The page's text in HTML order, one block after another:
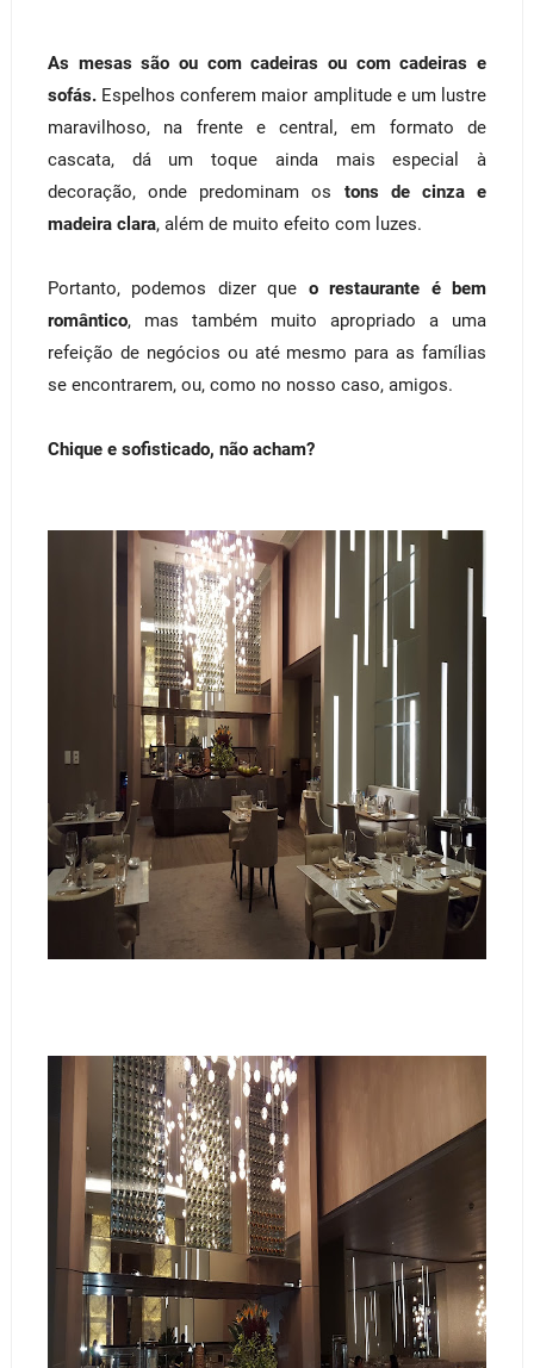
As mesas são ou com cadeiras ou com cadeiras e
sofás.Espelhos conferem maior amplitude e um lustre
maravilhoso, na frente e central, em formato de
cascata, dá um toque ainda mais especial à
decoração, onde predominam os tons de cinza e
madeira clara, além de muito efeito com luzes.
Portanto, podemos dizer que o restaurante é bem
romântico, mas também muito apropriado a uma
refeição de negócios ou até mesmo para as famílias
se encontrarem, ou, como no nosso caso, amigos.
Chique e sofisticado, não acham?